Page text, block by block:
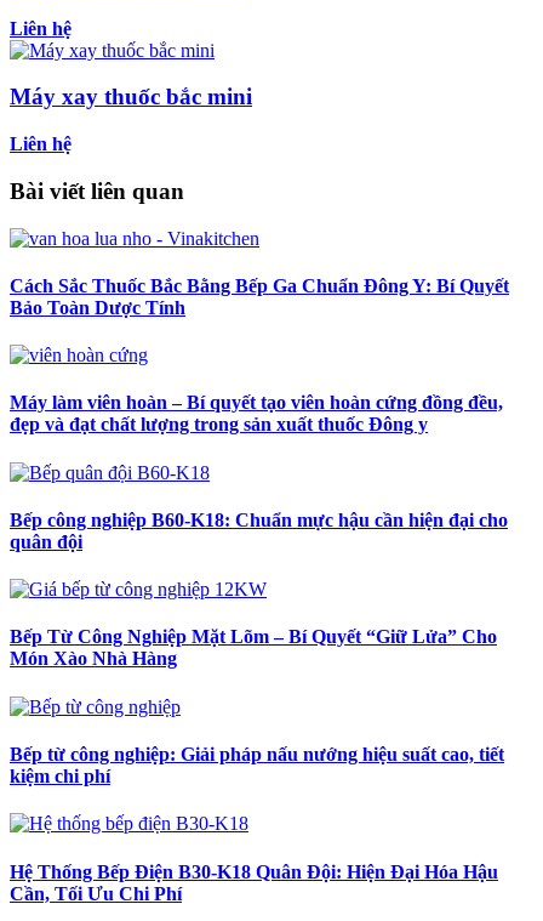
Liên hệ
Máy xay thuốc bắc mini
Liên hệ
Bài viết liên quan
Cách Sắc Thuốc Bắc Bằng Bếp Ga Chuẩn Đông Y: Bí Quyết
Bảo Toàn Dược Tính
Máy làm viên hoàn – Bí quyết tạo viên hoàn cứng đồng đều,
đẹp và đạt chất lượng trong sản xuất thuốc Đông y
Bếp công nghiệp B60-K18: Chuẩn mực hậu cần hiện đại cho
quân đội
Bếp Từ Công Nghiệp Mặt Lõm – Bí Quyết “Giữ Lửa” Cho
Món Xào Nhà Hàng
Bếp từ công nghiệp: Giải pháp nấu nướng hiệu suất cao, tiết
kiệm chi phí
Hệ Thống Bếp Điện B30-K18 Quân Đội: Hiện Đại Hóa Hậu
Cần, Tối Ưu Chi Phí